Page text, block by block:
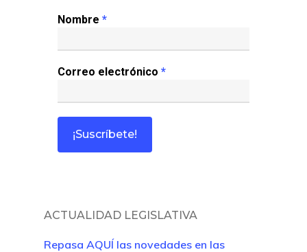
Nombre *
Correo electrónico *
ACTUALIDAD LEGISLATIVA
Repasa AQUÍ las novedades en las
Café Jurídico